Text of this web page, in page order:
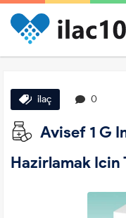
ilaç 0
Avisef 1 G
Hazirlamak Icin